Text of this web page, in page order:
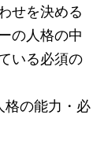
せを決める
の人格の中
いる必須の
格の能力・必